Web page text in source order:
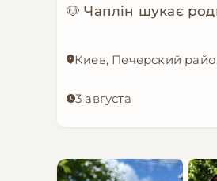
🐶 Чаплін шукає
Киев, Печерский
3 августа